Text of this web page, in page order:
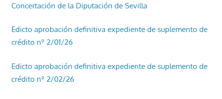
Concertación de la Diputación de Sevilla
Edicto aprobación definitiva expediente de suplemento de
crédito nº 2/01/26
Edicto aprobación definitiva expediente de suplemento de
crédito nº 2/02/26